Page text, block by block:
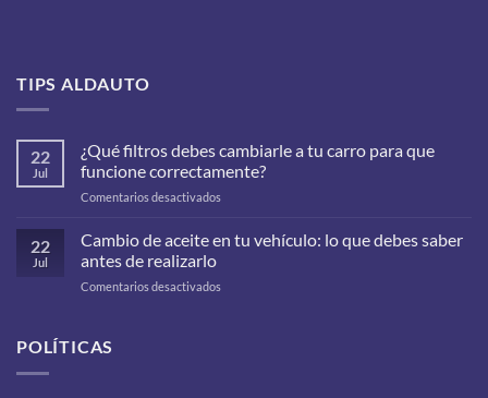
TIPS ALDAUTO
22
Jul
¿Qué filtros debes cambiarle a tu carro para que
funcione correctamente?
Comentarios desactivados
filtros
debes
a
22
Jul
Cambio de aceite en tu vehículo: lo que debes saber
antes de realizarlo
Comentarios desactivados
POLÍTICAS